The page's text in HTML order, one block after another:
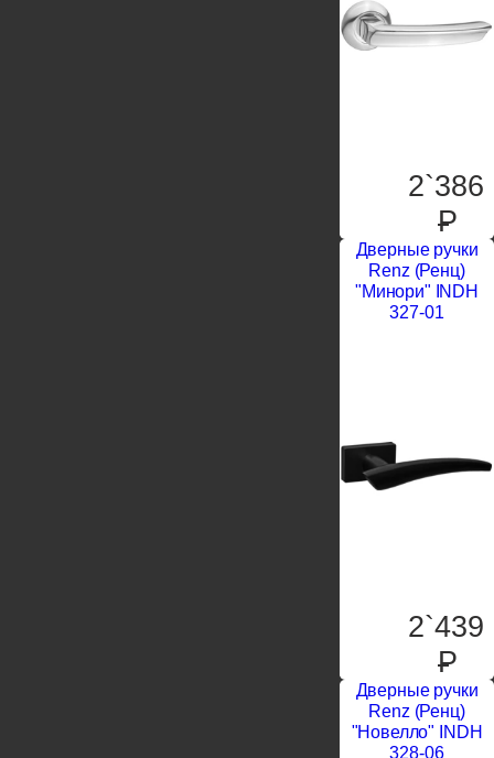
2`386
P
Дверные ручки
Renz (Ренц)
"Минори" INDH
327-01
2`439
P
Дверные ручки
Renz (Ренц)
"Новелло" INDH
328-06